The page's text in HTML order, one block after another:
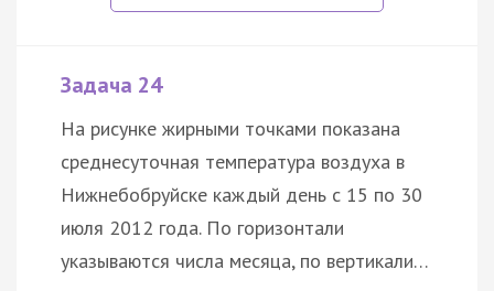
Задача 24
На рисунке жирными точками показана
среднесуточная температура воздуха в
Нижнебобруйске каждый день с 15 по 30
июля 2012 года. По горизонтали
указываются числа месяца, по вертикали…